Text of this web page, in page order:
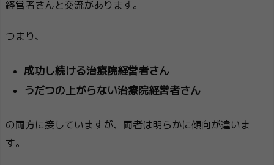
経営者さんと交流があります。
つまり、
成功し続ける治療院経営者さん
うだつの上がらない治療院経営者さん
の両方に接していますが、両者は明らかに傾向が違いま
す。